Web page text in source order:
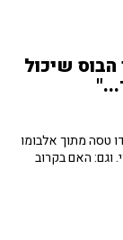
הבוס שיכול
טסה מתוך אלבומו
וגם: האם בקרוב